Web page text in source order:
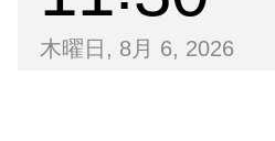
木曜日, 8月 6, 2026